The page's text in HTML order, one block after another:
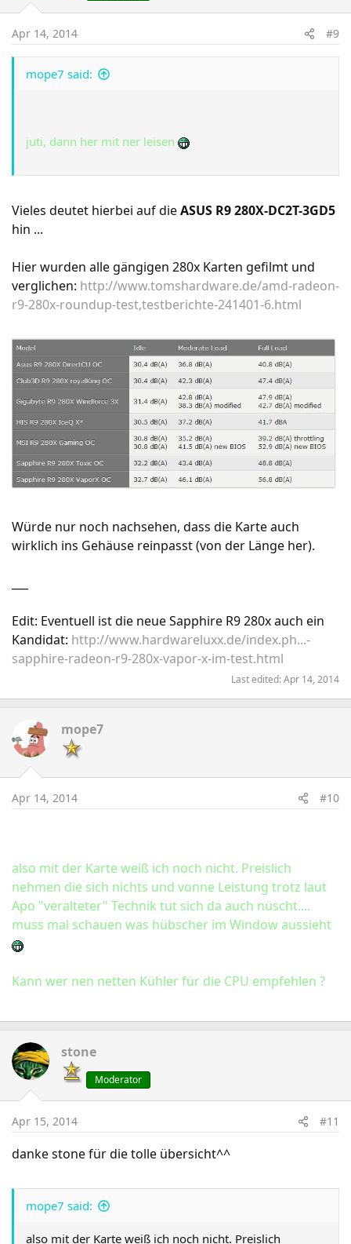
Apr 14, 2014 #9
mope7 said:
juti, dann her mit ner leisen
Vieles deutet hierbei auf dieASUS R9 280X-DC2T-3GD5
hin ...
Hier wurden alle gängigen 280x Karten gefilmt und
verglichen: http://www.tomshardware.de/amd-radeon-
r9-280x-roundup-test,testberichte-241401-6.html
Würde nur noch nachsehen, dass die Karte auch
wirklich ins Gehäuse reinpasst (von der Länge her).
Edit: Eventuell ist die neue Sapphire R9 280x auch ein
Kandidat: http://www.hardwareluxx.de/index.ph...-
sapphire-radeon-r9-280x-vapor-x-im-test.html
Last edited:Apr 14, 2014
mope7
Apr 14, 2014 #10
also mit der Karte weiß ich noch nicht. Preislich
nehmen die sich nichts und vonne Leistung trotz laut
Apo "veralteter" Technik tut sich da auch nüscht....
muss mal schauen was hübscher im Window aussieht
Kann wer nen netten Kühler für die CPU empfehlen ?
stone
Moderator
Apr 15, 2014 #11
danke stone für die tolle übersicht^^
mope7 said:
also mit der Karte weiß ich noch nicht. Preislich